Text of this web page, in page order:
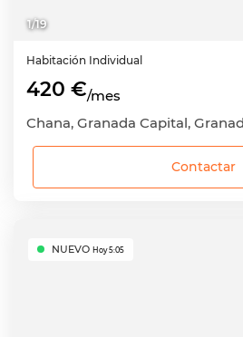
1/19
Habitación Individual
420 €/mes
Chana, Granada Capital,
Contactar
NUEVO Hoy 5:05